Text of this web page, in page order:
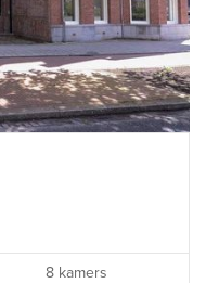
8 kamers